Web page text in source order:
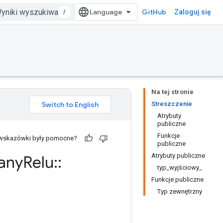
/ GitHub Zaloguj się
Na tej stronie
Streszczenie
Atrybuty
publiczne
Funkcje
publiczne
Atrybuty publiczne
typ_wyjściowy_
Funkcje publiczne
Typ zewnętrzny
były pomocne?
Relu::